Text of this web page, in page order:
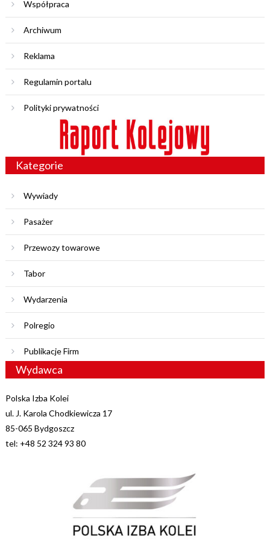
Współpraca
Archiwum
Reklama
Regulamin portalu
Polityki prywatności
Kategorie
Wywiady
Pasażer
Przewozy towarowe
Tabor
Wydarzenia
Polregio
Publikacje Firm
Wydawca
Polska Izba Kolei
ul. J. Karola Chodkiewicza 17
85-065 Bydgoszcz
tel: +48 52 324 93 80